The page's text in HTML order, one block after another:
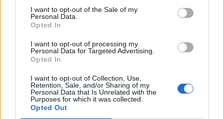
I want to opt-out of the Sale of my
Personal Data.
Opted In
I want to opt-out of processing my
Personal Data for Targeted Advertising.
Opted In
I want to opt-out of Collection, Use,
Retention, Sale, and/or Sharing of my
Personal Data that Is Unrelated with the
Purposes for which it was collected.
Opted Out
σας βοηθήσουν να τα
χρησιμοποιήσετε για καλό.
ΑΙΓΟΚΕΡΩΣ
Ακτινοβολείτε αυτοπεποίθηση και
γοητεία τώρα που έχετε
χαλαρώσει!